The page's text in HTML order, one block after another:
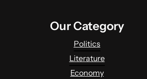
Our Category
Politics
Literature
Economy